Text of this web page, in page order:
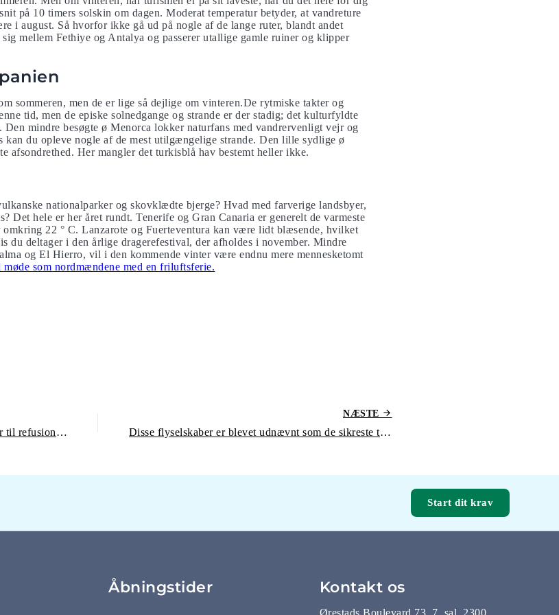
på 10 timers solskin om dagen. Moderat temperatur betyder, at vandreture
i august. Så hvorfor ikke gå ud på nogle af de lange ruter, blandt andet
mellem Fethiye og Antalya og passerer utallige gamle ruiner og klipper
sommeren, men de er lige så dejlige om vinteren.De rytmiske takter og
tid, men de episke solnedgange og strande er der stadig; det kulturfyldte
mindre besøgte ø Menorca lokker naturfans med vandrervenligt vejr og
kan du opleve nogle af de mest utilgængelige strande. Den lille sydlige ø
afsondrethed. Her mangler det turkisblå hav bestemt heller ikke.
nationalparker og skovklædte bjerge? Hvad med farverige landsbyer,
Det hele er her året rundt. Tenerife og Gran Canaria er generelt de varmeste
omkring 22 ° C. Lanzarote og Fuerteventura kan være lidt blæsende, hvilket
du deltager i den årlige dragerefestival, der afholdes i november. Mindre
og El Hierro, vil i den kommende vinter være endnu mere mennesketomt
som nordmændene med en friluftsferie.
EU-lande kræver nye regler for rettigheder til refusion af flyrejser
NÆSTE
Disse flyselskaber er blevet udnævnt som de sikreste til rejser i 2021
Start dit krav
Åbningstider Kontakt os
Ørestads Boulevard 73, 7. sal, 2300